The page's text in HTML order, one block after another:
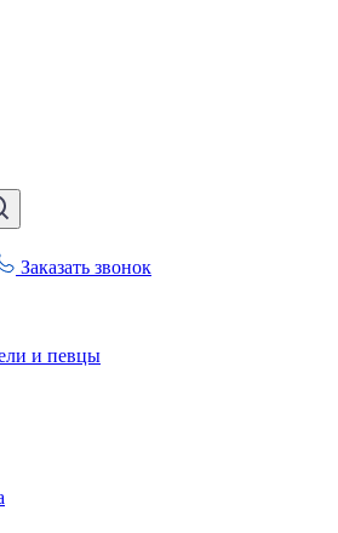
Заказать звонок
и певцы